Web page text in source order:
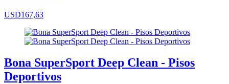
USD167,63
Bona SuperSport Deep Clean - Pisos
Deportivos